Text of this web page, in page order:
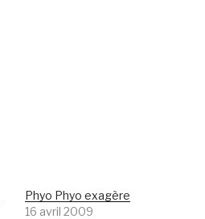
Phyo Phyo exagère
16 avril 2009